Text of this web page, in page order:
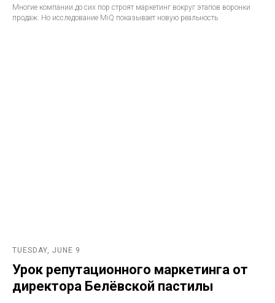
Многие компании до сих пор строят маркетинг вокруг этапов воронки
продаж. Но исследование MiQ показывает новую реальность
TUESDAY, JUNE 9
Урок репутационного маркетинга от
директора Белёвской пастилы